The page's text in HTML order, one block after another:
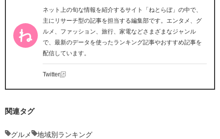
ネット上の旬な情報を紹介するサイト「ねとらぼ」の中で、
主にリサーチ型の記事を担当する編集部です。エンタメ、グ
ルメ、ファッション、旅行、家電などさまざまなジャンル
で、最新のデータを使ったランキング記事やおすすめ記事を
配信しています。
Twitter
関連タグ
グルメ 地域別ランキング